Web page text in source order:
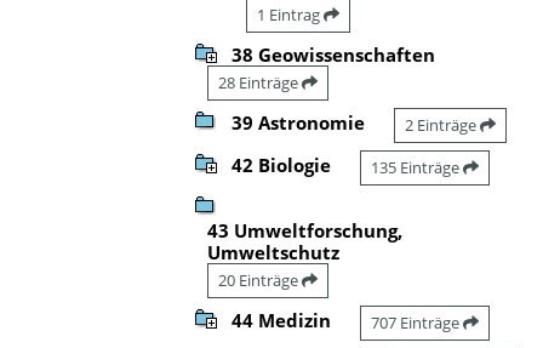
1 Eintrag
38 Geowissenschaften
28 Einträge
39 Astronomie 2 Einträge
42 Biologie 135 Einträge
43 Umweltforschung,
Umweltschutz
20 Einträge
44 Medizin 707 Einträge